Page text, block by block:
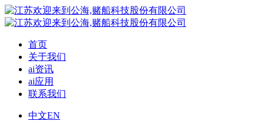
首页
关于我们
ai资讯
ai应用
联系我们
中文EN